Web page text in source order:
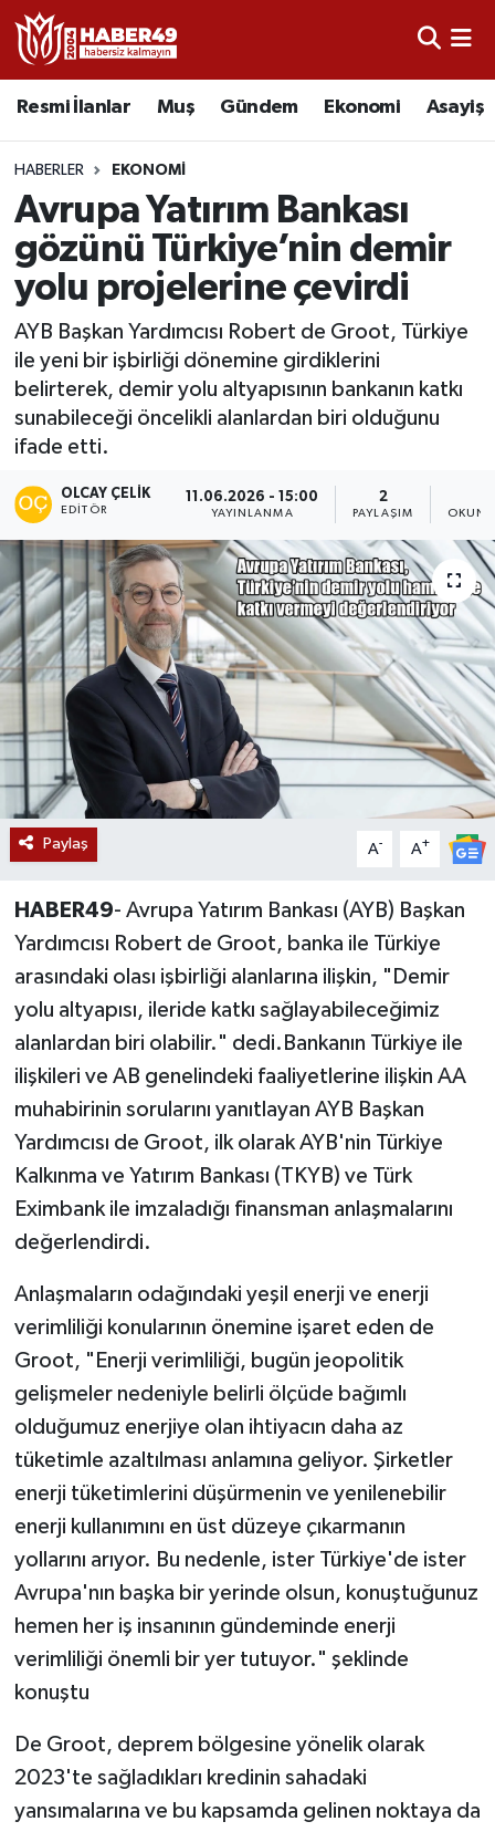
Resmi İlanlar Muş Gündem Ekonomi Asayiş
HABERLER EKONOMI
Avrupa Yatırım Bankası
gözünü Türkiye’nin demir
yolu projelerine çevirdi
AYB Başkan Yardımcısı Robert de Groot, Türkiye
ile yeni bir işbirliği dönemine girdiklerini
belirterek, demir yolu altyapısının bankanın katkı
sunabileceği öncelikli alanlardan biri olduğunu
ifade etti.
OLCAY ÇELIK
EDITÖR
11.06.2026 - 15:00
YAYINLANMA
2
PAYLAŞIM
Paylaş A- A+
HABER49- Avrupa Yatırım Bankası (AYB) Başkan
Yardımcısı Robert de Groot, banka ile Türkiye
arasındaki olası işbirliği alanlarına ilişkin, "Demir
yolu altyapısı, ileride katkı sağlayabileceğimiz
alanlardan biri olabilir." dedi.Bankanın Türkiye ile
ilişkileri ve AB genelindeki faaliyetlerine ilişkin AA
muhabirinin sorularını yanıtlayan AYB Başkan
Yardımcısı de Groot, ilk olarak AYB'nin Türkiye
Kalkınma ve Yatırım Bankası (TKYB) ve Türk
Eximbank ile imzaladığı finansman anlaşmalarını
değerlendirdi.
Anlaşmaların odağındaki yeşil enerji ve enerji
verimliliği konularının önemine işaret eden de
Groot, "Enerji verimliliği, bugün jeopolitik
gelişmeler nedeniyle belirli ölçüde bağımlı
olduğumuz enerjiye olan ihtiyacın daha az
tüketimle azaltılması anlamına geliyor. Şirketler
enerji tüketimlerini düşürmenin ve yenilenebilir
enerji kullanımını en üst düzeye çıkarmanın
yollarını arıyor. Bu nedenle, ister Türkiye'de ister
Avrupa'nın başka bir yerinde olsun, konuştuğunuz
hemen her iş insanının gündeminde enerji
verimliliği önemli bir yer tutuyor." şeklinde
konuştu
De Groot, deprem bölgesine yönelik olarak
2023'te sağladıkları kredinin sahadaki
yansımalarına ve bu kapsamda gelinen noktaya da
Resmi İlanlar
Asayiş
Eğitim
Ekonomi
Sağlık
Gündem
Teknoloji
Kültür Sanat
Muş
Hasköy
Korkut
Varto
Uşak Nöbetçi Eczaneler
Uşak Hava Durumu
Uşak Namaz Vakitleri
Uşak Trafik Yoğunluk Haritası
TFF 2.Lig Kırmızı Grup Puan Durumu ve Fikstür
Tüm Manşetler
Son Dakika Haberleri